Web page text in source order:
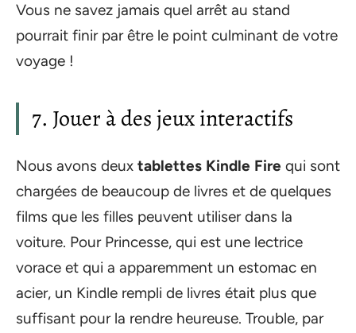
Vous ne savez jamais quel arrêt au stand
pourrait finir par être le point culminant de votre
voyage !
7. Jouer à des jeux interactifs
Nous avons deux tablettes Kindle Fire qui sont
chargées de beaucoup de livres et de quelques
films que les filles peuvent utiliser dans la
voiture. Pour Princesse, qui est une lectrice
vorace et qui a apparemment un estomac en
acier, un Kindle rempli de livres était plus que
suffisant pour la rendre heureuse. Trouble, par